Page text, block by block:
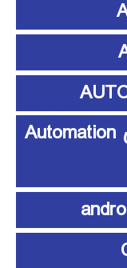
آموزش اتوماسیون صنعتی Automation